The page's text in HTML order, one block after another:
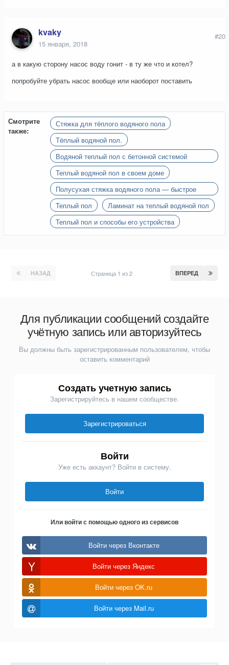
kvaky
15 января, 2018
#20
а в какую сторону насос воду гонит - в ту же что и котел?
попробуйте убрать насос вообще или наоборот поставить
Смотрите
также:
Стяжка для тёплого водяного пола
Тёплый водяной пол.
Водяной теплый пол с бетонной системой
монтажа
Теплый водяной пол в своем доме
Полусухая стяжка водяного пола — быстрое
обустройство эффективных тёплых полов
Теплый пол
Ламинат на теплый водяной пол
Теплый пол и способы его устройства
НАЗАД ВПЕРЕД
Страница 1 из 2
Для публикации сообщений создайте
учётную запись или авторизуйтесь
Вы должны быть зарегистрированным пользователем, чтобы
оставить комментарий
Создать учетную запись
Зарегистрируйтесь в нашем сообществе.
Зарегистрироваться
Войти
Уже есть аккаунт? Войти в систему.
Войти
Или войти с помощью одного из сервисов
Войти через Вконтакте
Войти через Яндекс
Войти через OK.ru
Войти через Mail.ru